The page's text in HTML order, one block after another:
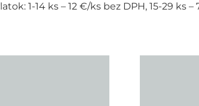
1-14 ks – 12 €/ks bez DPH, 15-29 ks –